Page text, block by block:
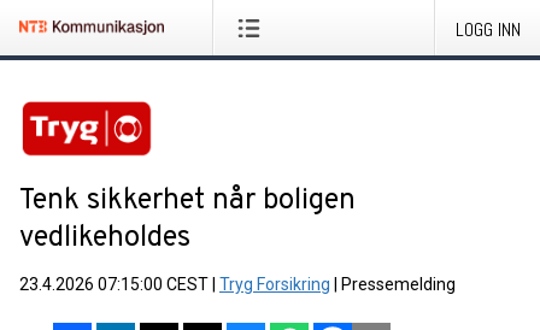
LOGG INN
Tenk sikkerhet når boligen
vedlikeholdes
23.4.2026 07:15:00 CEST Tryg Forsikring Pressemelding